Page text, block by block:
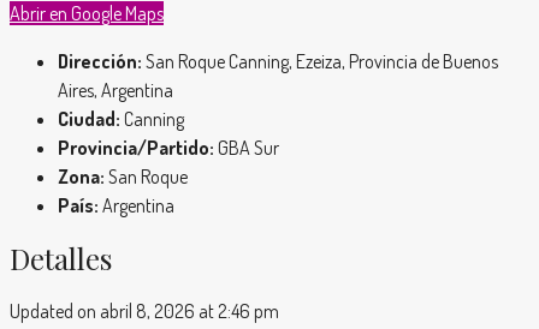
Abrir en Google Maps
Dirección: San Roque Canning, Ezeiza, Provincia de Buenos
Aires, Argentina
Ciudad: Canning
Provincia/Partido: GBA Sur
Zona: San Roque
País: Argentina
Detalles
Updated on abril 8, 2026 at 2:46 pm